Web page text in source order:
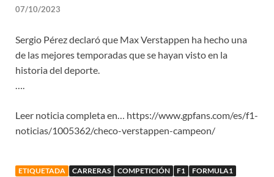
07/10/2023
Sergio Pérez declaró que Max Verstappen ha hecho una
de las mejores temporadas que se hayan visto en la
historia del deporte.
….
Leer noticia completa en… https://www.gpfans.com/es/f1-
noticias/1005362/checo-verstappen-campeon/
ETIQUETADA CARRERAS COMPETICIÓN F1
FORMULA1